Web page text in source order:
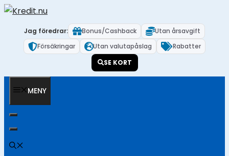
Hoppa
innehåll
Jag föredrar: Bonus/Cashback
Utan årsavgift
Försäkringar
Utan valutapåslag
Rabatter
SE KORT
MENY